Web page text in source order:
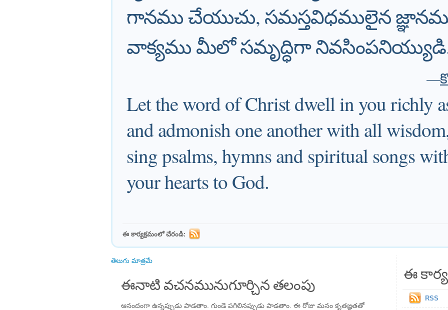
గానము చేయుచు, సమస్తవిధములైన
వాక్యము మీలో సమృద్ధిగా
—
Let the word of Christ dwell in you richly
and admonish one another with all
sing psalms, hymns and spiritual songs
your hearts to God.
ఈ కార్యక్రమంలో చేరండి:
తెలుగు మాత్రమే
ఈనాటి వచనమునుగూర్చిన తలంపు
ఆనందంగా ఉన్నప్పుడు పాడతాం. గుండె పగిలినప్పుడు పాడతాం. ఈ రోజు మనం కృతజ్ఞతతో
ఈ
RSS